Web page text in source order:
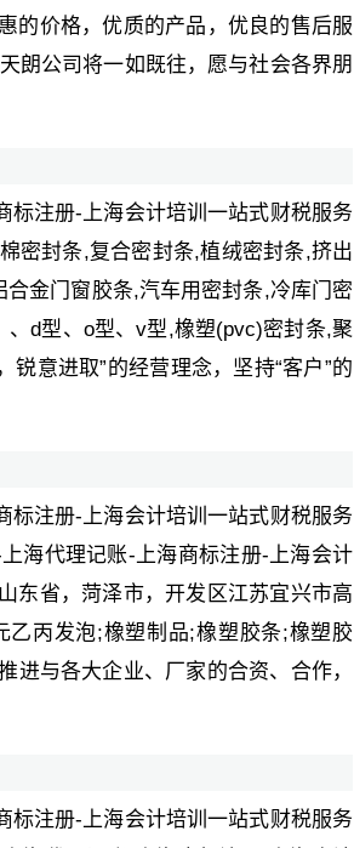
的价格，优质的产品，优良的售后服
朗公司将一如既往，愿与社会各界朋
标注册-上海会计培训一站式财税服务
密封条,复合密封条,植绒密封条,挤出
金门窗胶条,汽车用密封条,冷库门密
d型、o型、v型,橡塑(pvc)密封条,聚
意进取”的经营理念，坚持“客户”的
标注册-上海会计培训一站式财税服务
海代理记账-上海商标注册-上海会计
东省，菏泽市，开发区江苏宜兴市高
丙发泡;橡塑制品;橡塑胶条;橡塑胶
与各大企业、厂家的合资、合作，
标注册-上海会计培训一站式财税服务